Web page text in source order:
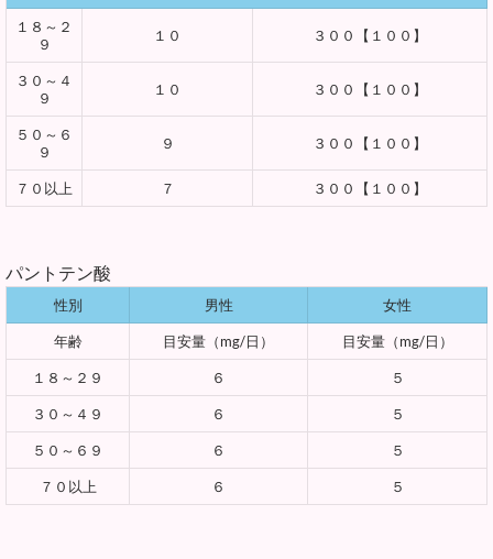
１８～２
９
１０ ３００【１００】
３０～４
９
１０ ３００【１００】
５０～６
９
９ ３００【１００】
７０以上 ７ ３００【１００】
パントテン酸
性別 男性 女性
年齢 目安量（mg/日） 目安量（mg/日）
１８～２９ ６ ５
３０～４９ ６ ５
５０～６９ ６ ５
７０以上 ６ ５